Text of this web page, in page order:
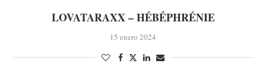
LOVATARAXX – H​É​B​É​PHR​É​NIE
15 enero 2024